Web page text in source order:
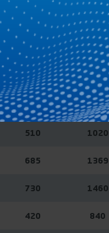
500 1000
685 1370
580 1160
605 1210
510 1020
685 1369
730 1460
420 840